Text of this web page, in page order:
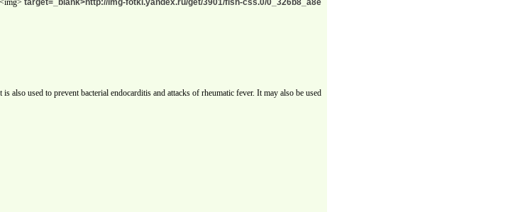
target=_blank>http://img-fotki.yandex.ru/get/3901/fish-css.0/0_326b8_a8e
also used to prevent bacterial endocarditis and attacks of rheumatic fever. It may also be used